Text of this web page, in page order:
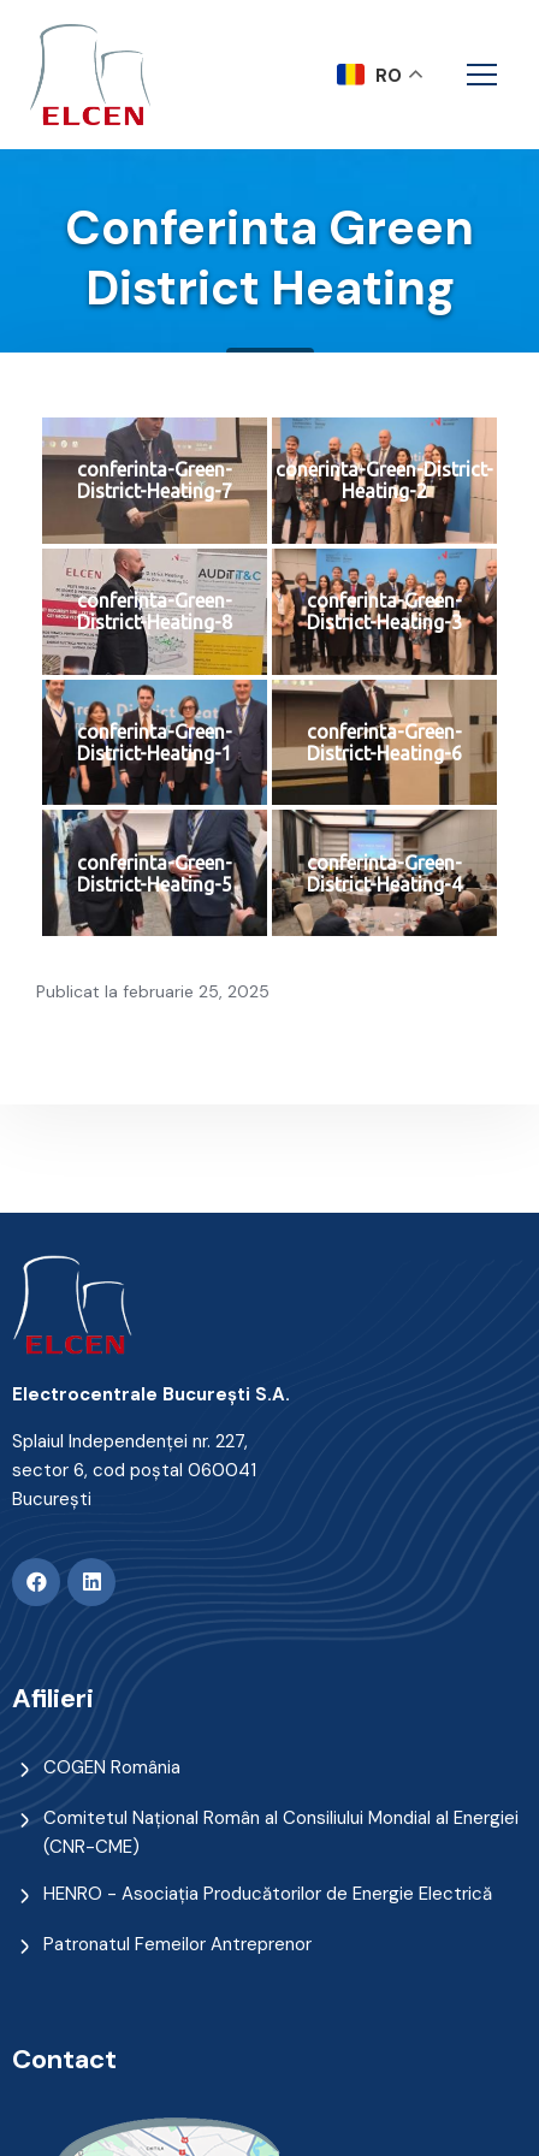
Conferinta Green
District Heating
conferinta-Green-
District-Heating-7
conerinta-Green-District-
Heating-2
conferinta-Green-
District-Heating-8
conferinta-Green-
District-Heating-3
conferinta-Green-
District-Heating-1
conferinta-Green-
District-Heating-6
conferinta-Green-
District-Heating-5
conferinta-Green-
District-Heating-4
Publicat la februarie 25, 2025
Electrocentrale Bucureşti S.A.
Splaiul Independenţei nr. 227,
sector 6, cod poştal 060041
Bucureşti
Afilieri
COGEN România
Comitetul Naţional Român al Consiliului Mondial al Energiei
(CNR-CME)
HENRO - Asociația Producătorilor de Energie Electrică
Patronatul Femeilor Antreprenor
Contact
RO